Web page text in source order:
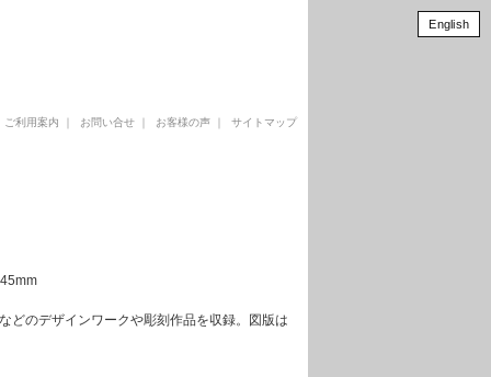
ご利用案内 お問い合せ お客様の声 サイトマップ
どのデザインワークや彫刻作品を収録。図版は
English